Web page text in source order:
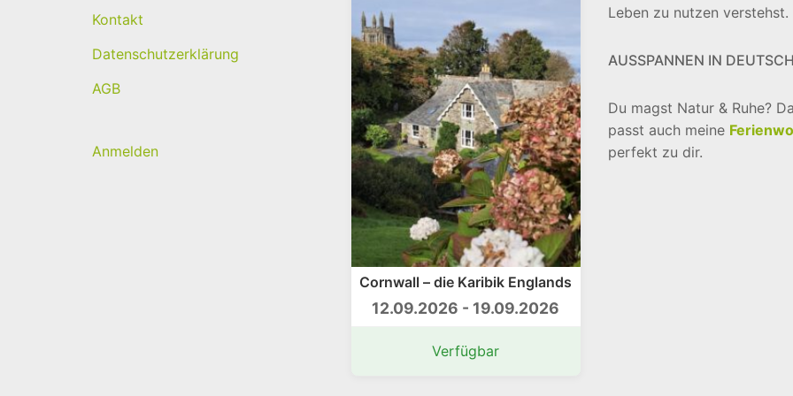
Kontakt
Datenschutzerklärung
AGB
Anmelden
Cornwall – die Karibik Englands
12.09.2026 - 19.09.2026
Verfügbar
Leben zu nutzen verstehst.
AUSSPANNEN IN
Du magst Natur & Ruhe?
passt auch meine
perfekt zu dir.